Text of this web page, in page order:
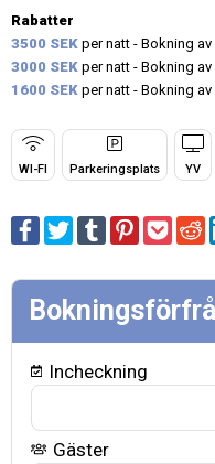
Rabatter
3500 SEK per natt - Bokning
3000 SEK per natt - Bokning
1600 SEK per natt - Bokning
WI-FI Parkeringsplats YV
Incheckning
Gäster